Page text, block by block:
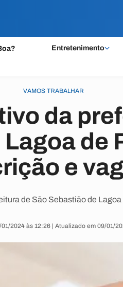
Entretenimento
VAMOS TRABALHAR
da
de
e
de São Sebastião de
2024 às 12:26 | Atualizado em 09/01/